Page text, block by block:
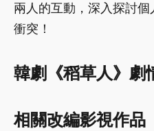
兩人的互動，深入探討
衝突！
韓劇《稻草人》劇
相關改編影視作品